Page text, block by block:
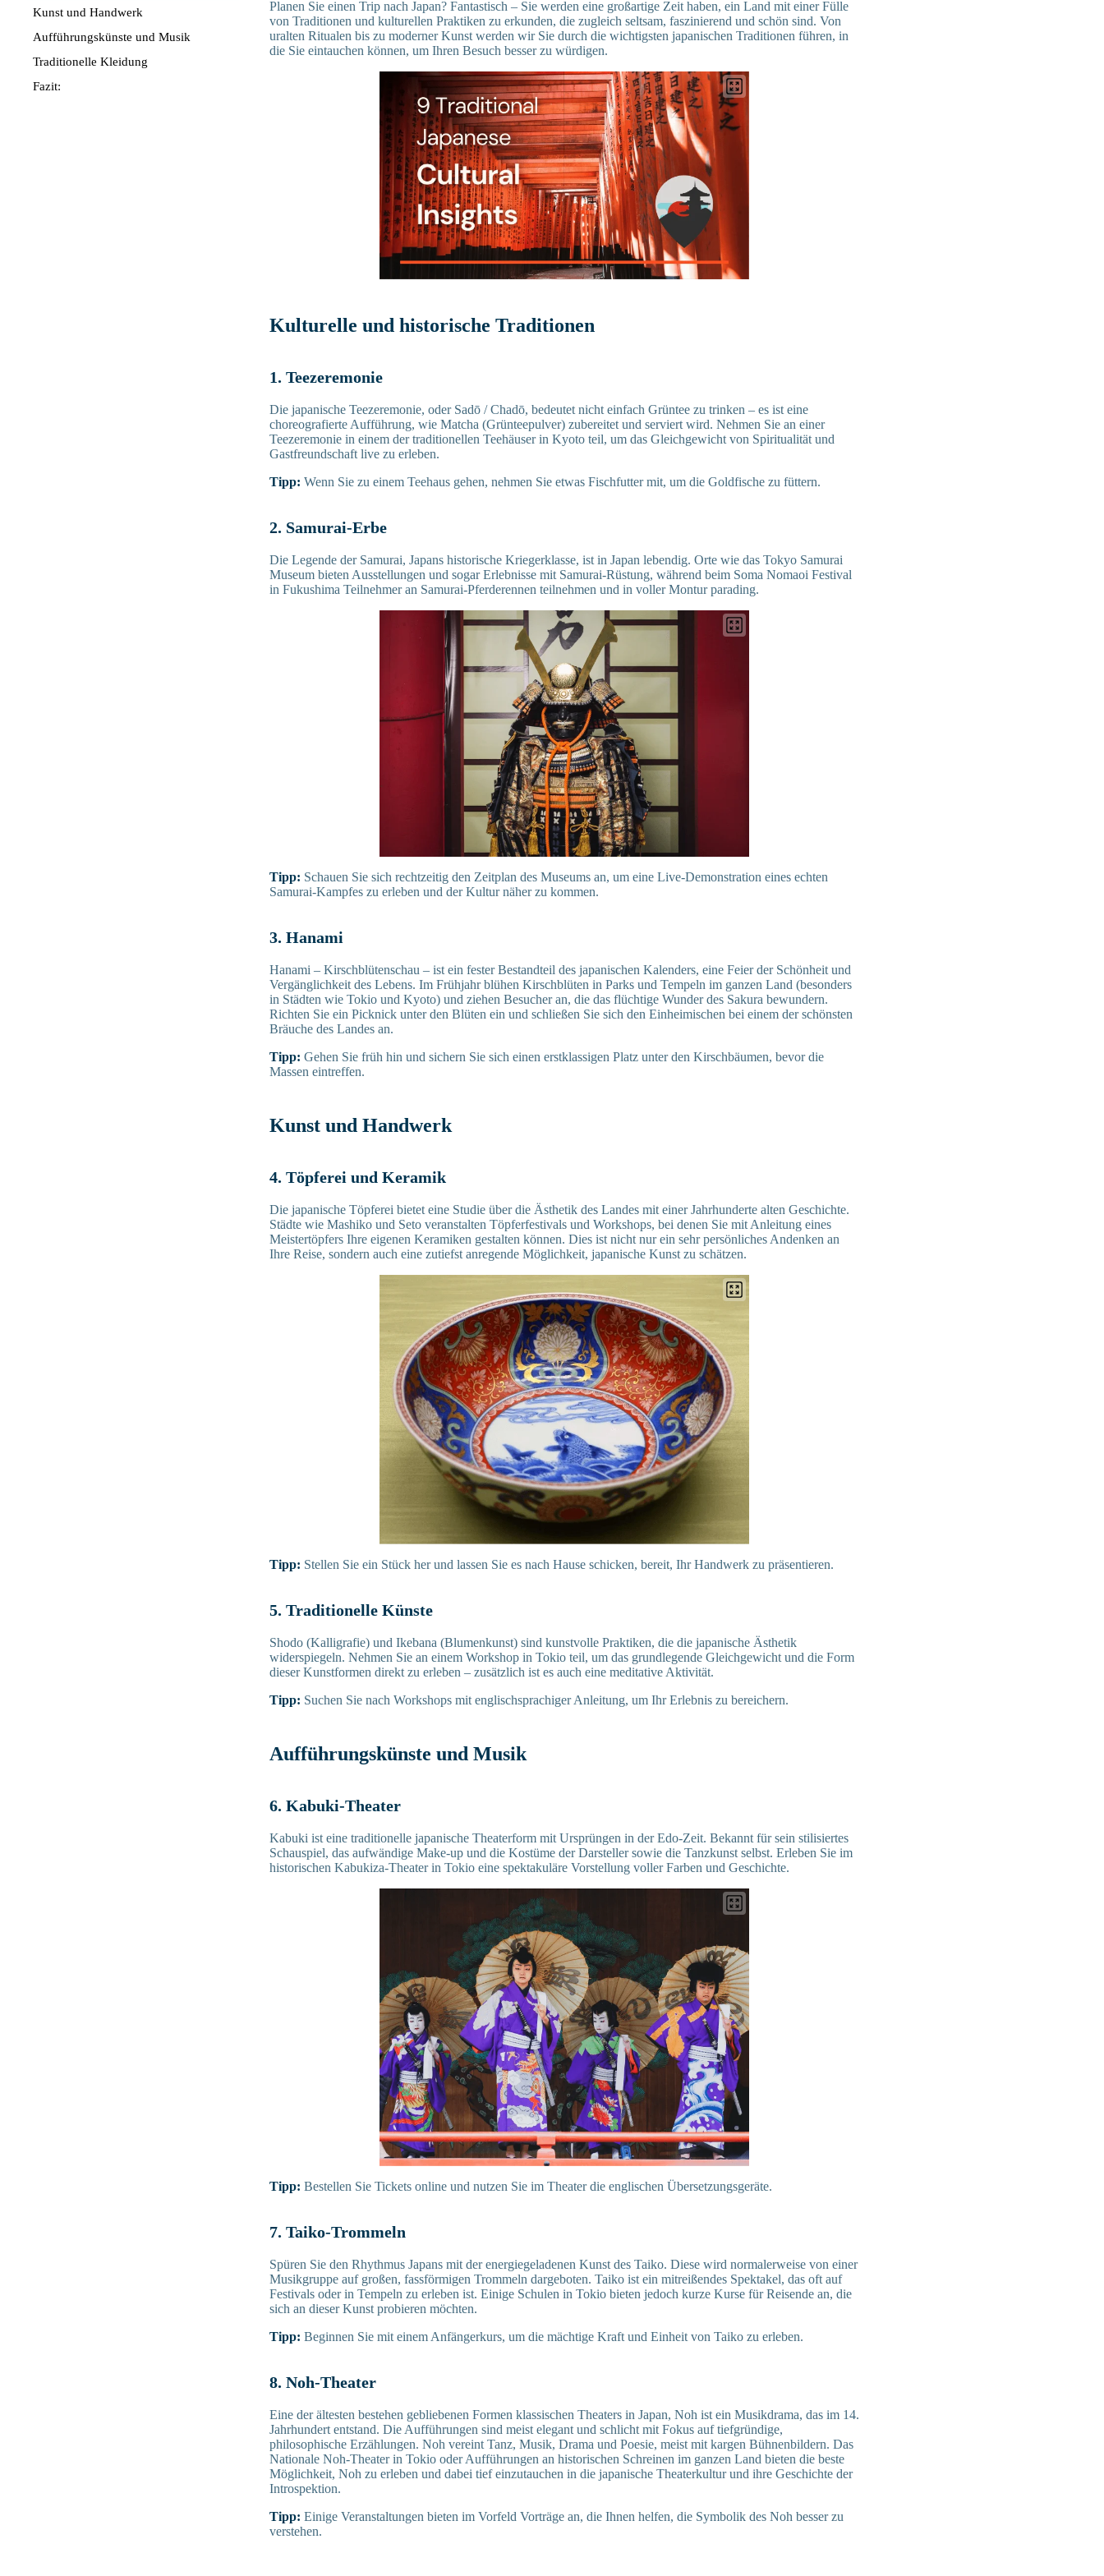
Kunst und Handwerk
Aufführungskünste und Musik
Traditionelle Kleidung
Fazit:
Planen Sie einen Trip nach Japan? Fantastisch – Sie werden eine großartige Zeit haben, ein Land mit einer Fülle
von Traditionen und kulturellen Praktiken zu erkunden, die zugleich seltsam, faszinierend und schön sind. Von
uralten Ritualen bis zu moderner Kunst werden wir Sie durch die wichtigsten japanischen Traditionen führen, in
die Sie eintauchen können, um Ihren Besuch besser zu würdigen.
Kulturelle und historische Traditionen
1. Teezeremonie
Die japanische Teezeremonie, oder Sadō / Chadō, bedeutet nicht einfach Grüntee zu trinken – es ist eine
choreografierte Aufführung, wie Matcha (Grünteepulver) zubereitet und serviert wird. Nehmen Sie an einer
Teezeremonie in einem der traditionellen Teehäuser in Kyoto teil, um das Gleichgewicht von Spiritualität und
Gastfreundschaft live zu erleben.
Tipp: Wenn Sie zu einem Teehaus gehen, nehmen Sie etwas Fischfutter mit, um die Goldfische zu füttern.
2. Samurai-Erbe
Die Legende der Samurai, Japans historische Kriegerklasse, ist in Japan lebendig. Orte wie das Tokyo Samurai
Museum bieten Ausstellungen und sogar Erlebnisse mit Samurai-Rüstung, während beim Soma Nomaoi Festival
in Fukushima Teilnehmer an Samurai-Pferderennen teilnehmen und in voller Montur parading.
Tipp: Schauen Sie sich rechtzeitig den Zeitplan des Museums an, um eine Live-Demonstration eines echten
Samurai-Kampfes zu erleben und der Kultur näher zu kommen.
3. Hanami
Hanami – Kirschblütenschau – ist ein fester Bestandteil des japanischen Kalenders, eine Feier der Schönheit und
Vergänglichkeit des Lebens. Im Frühjahr blühen Kirschblüten in Parks und Tempeln im ganzen Land (besonders
in Städten wie Tokio und Kyoto) und ziehen Besucher an, die das flüchtige Wunder des Sakura bewundern.
Richten Sie ein Picknick unter den Blüten ein und schließen Sie sich den Einheimischen bei einem der schönsten
Bräuche des Landes an.
Tipp: Gehen Sie früh hin und sichern Sie sich einen erstklassigen Platz unter den Kirschbäumen, bevor die
Massen eintreffen.
Kunst und Handwerk
4. Töpferei und Keramik
Die japanische Töpferei bietet eine Studie über die Ästhetik des Landes mit einer Jahrhunderte alten Geschichte.
Städte wie Mashiko und Seto veranstalten Töpferfestivals und Workshops, bei denen Sie mit Anleitung eines
Meistertöpfers Ihre eigenen Keramiken gestalten können. Dies ist nicht nur ein sehr persönliches Andenken an
Ihre Reise, sondern auch eine zutiefst anregende Möglichkeit, japanische Kunst zu schätzen.
Tipp: Stellen Sie ein Stück her und lassen Sie es nach Hause schicken, bereit, Ihr Handwerk zu präsentieren.
5. Traditionelle Künste
Shodo (Kalligrafie) und Ikebana (Blumenkunst) sind kunstvolle Praktiken, die die japanische Ästhetik
widerspiegeln. Nehmen Sie an einem Workshop in Tokio teil, um das grundlegende Gleichgewicht und die Form
dieser Kunstformen direkt zu erleben – zusätzlich ist es auch eine meditative Aktivität.
Tipp: Suchen Sie nach Workshops mit englischsprachiger Anleitung, um Ihr Erlebnis zu bereichern.
Aufführungskünste und Musik
6. Kabuki-Theater
Kabuki ist eine traditionelle japanische Theaterform mit Ursprüngen in der Edo-Zeit. Bekannt für sein stilisiertes
Schauspiel, das aufwändige Make-up und die Kostüme der Darsteller sowie die Tanzkunst selbst. Erleben Sie im
historischen Kabukiza-Theater in Tokio eine spektakuläre Vorstellung voller Farben und Geschichte.
Tipp: Bestellen Sie Tickets online und nutzen Sie im Theater die englischen Übersetzungsgeräte.
7. Taiko-Trommeln
Spüren Sie den Rhythmus Japans mit der energiegeladenen Kunst des Taiko. Diese wird normalerweise von einer
Musikgruppe auf großen, fassförmigen Trommeln dargeboten. Taiko ist ein mitreißendes Spektakel, das oft auf
Festivals oder in Tempeln zu erleben ist. Einige Schulen in Tokio bieten jedoch kurze Kurse für Reisende an, die
sich an dieser Kunst probieren möchten.
Tipp: Beginnen Sie mit einem Anfängerkurs, um die mächtige Kraft und Einheit von Taiko zu erleben.
8. Noh-Theater
Eine der ältesten bestehen gebliebenen Formen klassischen Theaters in Japan, Noh ist ein Musikdrama, das im 14.
Jahrhundert entstand. Die Aufführungen sind meist elegant und schlicht mit Fokus auf tiefgründige,
philosophische Erzählungen. Noh vereint Tanz, Musik, Drama und Poesie, meist mit kargen Bühnenbildern. Das
Nationale Noh-Theater in Tokio oder Aufführungen an historischen Schreinen im ganzen Land bieten die beste
Möglichkeit, Noh zu erleben und dabei tief einzutauchen in die japanische Theaterkultur und ihre Geschichte der
Introspektion.
Tipp: Einige Veranstaltungen bieten im Vorfeld Vorträge an, die Ihnen helfen, die Symbolik des Noh besser zu
verstehen.